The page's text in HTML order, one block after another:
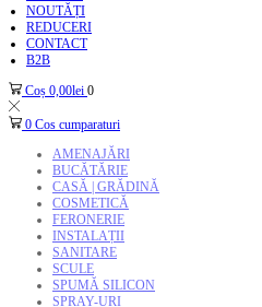
NOUTĂȚI
REDUCERI
CONTACT
B2B
Coș 0,00lei 0
0 Cos cumparaturi
AMENAJĂRI
BUCĂTĂRIE
CASĂ | GRĂDINĂ
COSMETICĂ
FERONERIE
INSTALAȚII
SANITARE
SCULE
SPUMĂ SILICON
SPRAY-URI